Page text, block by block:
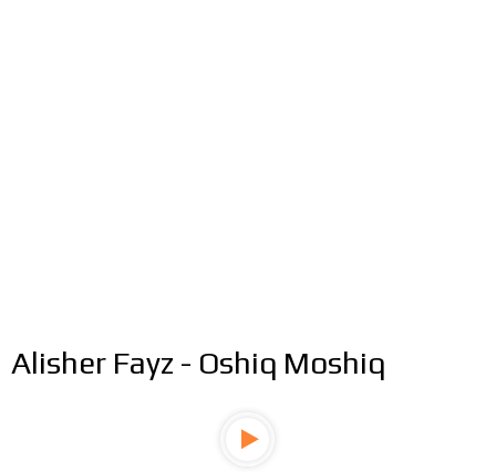
Alisher Fayz - Oshiq Moshiq